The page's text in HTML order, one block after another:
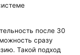
после 30
сразу
Такой подход